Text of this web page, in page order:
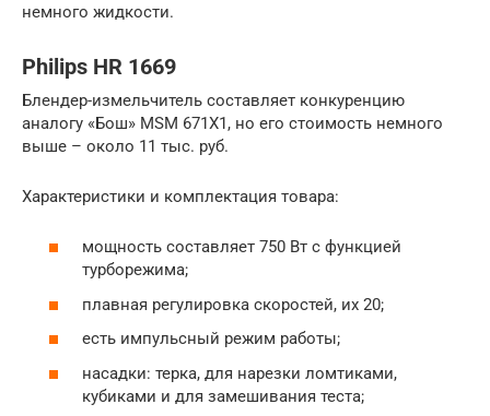
немного жидкости.
Philips HR 1669
Блендер-измельчитель составляет конкуренцию
аналогу «Бош» MSM 671X1, но его стоимость немного
выше – около 11 тыс. руб.
Характеристики и комплектация товара:
мощность составляет 750 Вт с функцией
турборежима;
плавная регулировка скоростей, их 20;
есть импульсный режим работы;
насадки: терка, для нарезки ломтиками,
кубиками и для замешивания теста;